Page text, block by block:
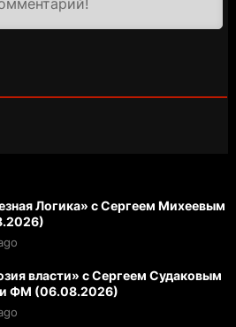
Логика» с Сергеем Михеевым
власти» с Сергеем Судаковым
ФМ (06.08.2026)